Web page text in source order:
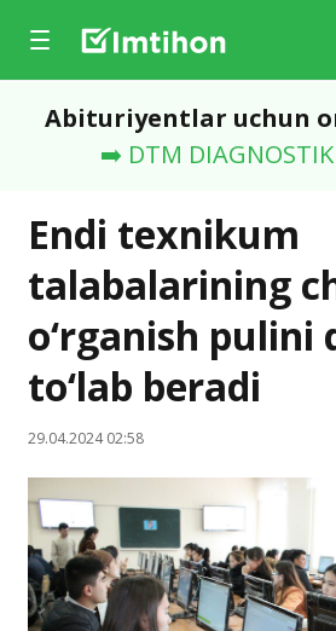
Abituriyentlar uchun
➡️ DTM DIAGNOSTIK
Endi texnikum
talabalarining
o‘rganish pulini
to‘lab beradi
29.04.2024 02:58